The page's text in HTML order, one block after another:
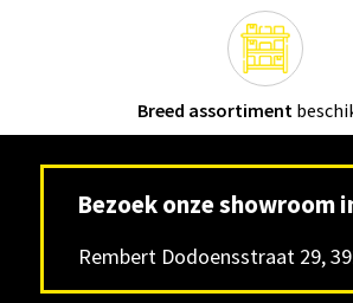
Breed assortiment
Bezoek onze showroom
Rembert Dodoensstraat 29,